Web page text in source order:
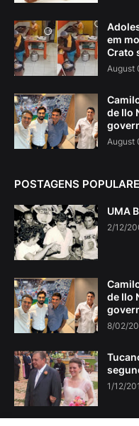
em
Crato
August
de Ilo
August
POSTAGENS
UMA
2/12/
de Ilo
8/02/
1/12/